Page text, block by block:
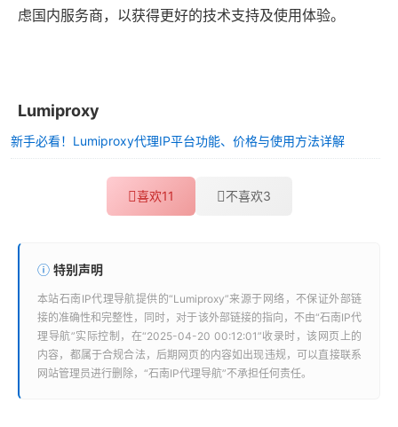
虑国内服务商，以获得更好的技术支持及使用体验。
Lumiproxy
新手必看！Lumiproxy代理IP平台功能、价格与使用方法详解
喜欢11 不喜欢3
特别声明
本站石南IP代理导航提供的“Lumiproxy”来源于网络，不保证外部链
接的准确性和完整性，同时，对于该外部链接的指向，不由“石南IP代
理导航”实际控制，在“2025-04-20 00:12:01”收录时，该网页上的
内容，都属于合规合法，后期网页的内容如出现违规，可以直接联系
网站管理员进行删除，“石南IP代理导航”不承担任何责任。